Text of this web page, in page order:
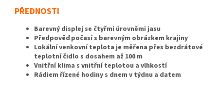
PŘEDNOSTI
Barevný displej se čtyřmi úrovněmi jasu
Předpověď počasí s barevným obrázkem krajiny
Lokální venkovní teplota je měřena přes bezdrátové
teplotní čidlo s dosahem až 100 m
Vnitřní klima s vnitřní teplotou a vlhkostí
Rádiem řízené hodiny s dnem v týdnu a datem